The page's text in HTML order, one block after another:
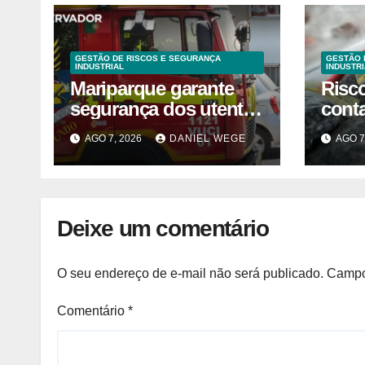
GESTÃO DE RISCOS E SEGURANÇA
INDUSTRIAL
Mariparque garante
segurança dos utentes
após acidente –
Observador
AGO 7, 2026 DANIEL WEGE
GESTÃO
AGO
Deixe um comentário
O seu endereço de e-mail não será publicado.
Comentário *